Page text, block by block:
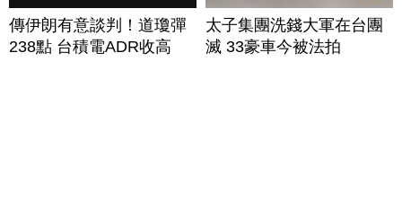
傳伊朗有意談判！道瓊彈
238點 台積電ADR收高
太子集團洗錢大軍在台團
滅 33豪車今被法拍